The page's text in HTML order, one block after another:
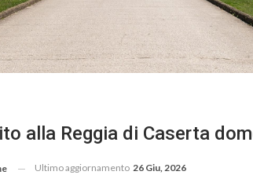
alla Reggia di Caserta
Ultimo aggiornamento 26 Giu, 2026